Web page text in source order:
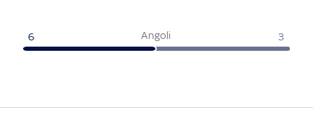
Angoli
6 3